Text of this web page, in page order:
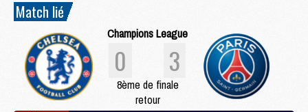
Match lié
Champions League
0 3
8ème de finale
retour